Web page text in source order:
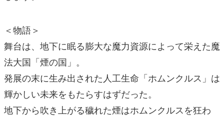
＜物語＞
舞台は、地下に眠る膨大な魔力資源によって栄えた魔
法大国「煙の国」。
発展の末に生み出された人工生命「ホムンクルス」は
輝かしい未来をもたらすはずだった。
地下から吹き上がる穢れた煙はホムンクルスを狂わ